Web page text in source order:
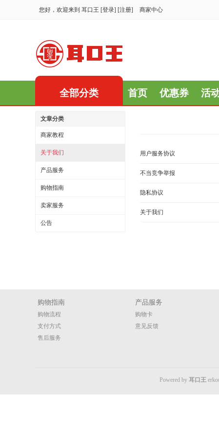
您好，欢迎来到 耳口王 [登录] [注册] 商家中心
首页 优惠券 活
全部分类
用户服务协议
不当竞争举报
隐私协议
关于我们
文章分类
商家教程
关于我们
产品服务
购物指南
卖家服务
公告
购物指南
购物流程
支付方式
售后服务
产品服务
购物卡
意见反馈
Powered by 耳口王